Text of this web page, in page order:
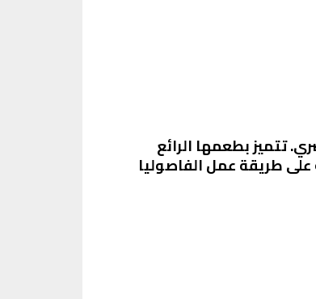
تتميز بطعمها الرائع
طريقة عمل الفاصوليا